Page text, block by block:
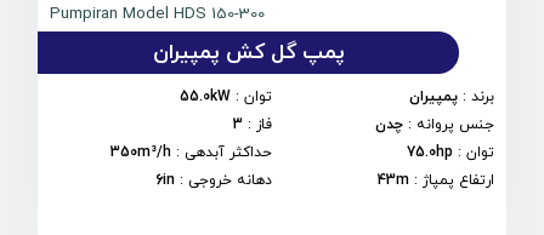
Pumpiran Model HDS 150-300
پمپ گل کش پمپیران
برند : پمپیران توان:
55.0kW
جنس پروانه : چدن فاز :
3
توان :
75.0hp حداکثر آبدهی :
350m³/h
ارتفاع پمپاژ :
43m دهانه خروجی :
6in